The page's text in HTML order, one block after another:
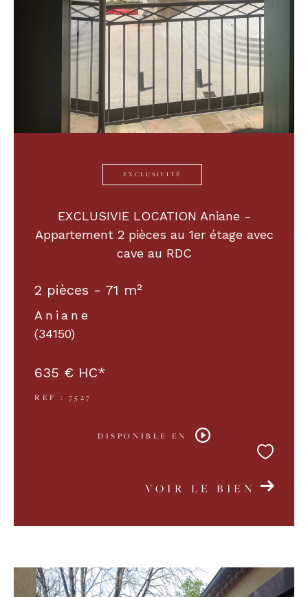
EXCLUSIVITÉ
EXCLUSIVIE LOCATION Aniane -
Appartement 2 pièces au 1er étage avec
cave au RDC
2 pièces - 71 m²
Aniane
(34150)
635 € HC*
REF : 7527
DISPONIBLE EN
VOIR LE BIEN